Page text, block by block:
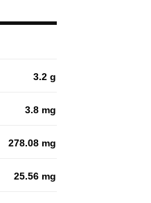
3.2 g
3.8 mg
278.08 mg
25.56 mg